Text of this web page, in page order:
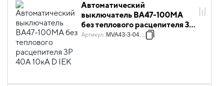
Автоматический
выключатель ВА47-100МА
без теплового расцепителя 3P
40А 10кА D IEK
Артикул: MVA43-3-040-D